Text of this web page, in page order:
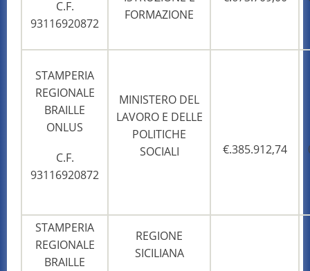
C.F.
93116920872
FORMAZIONE
STAMPERIA
REGIONALE
BRAILLE
ONLUS
C.F.
93116920872
MINISTERO DEL
LAVORO E DELLE
POLITICHE
SOCIALI
€.385.912,74
STAMPERIA
REGIONALE
BRAILLE
REGIONE
SICILIANA